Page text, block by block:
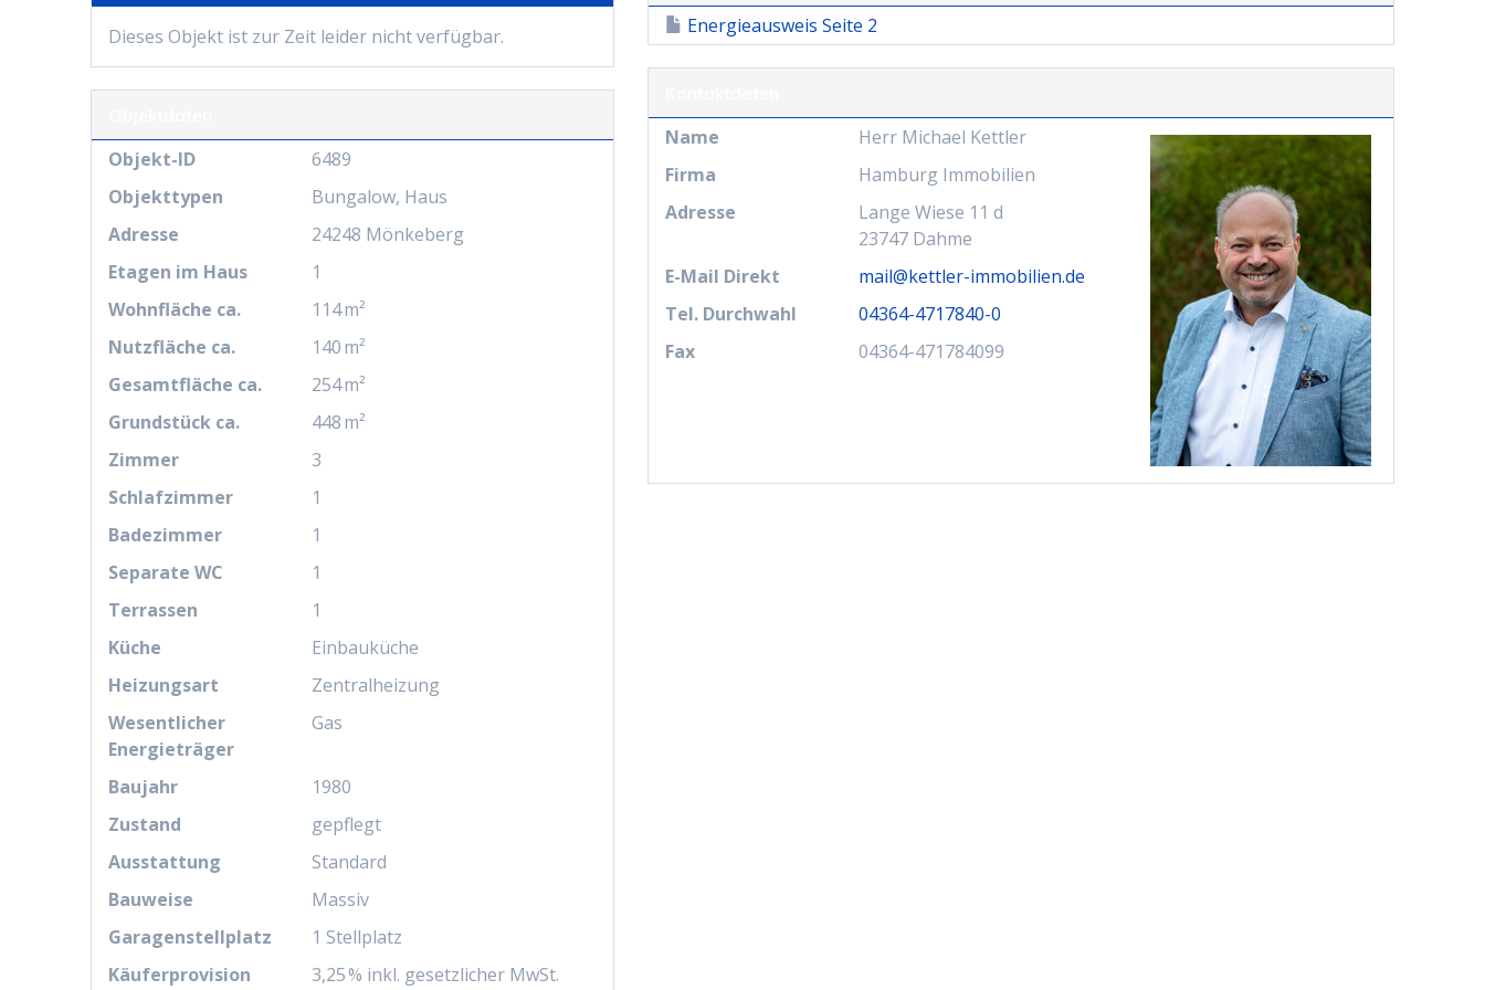
Energieausweis Seite 2
Name
Herr Michael Kettler
Firma
Hamburg Immobilien
Adresse
Lange Wiese 11 d
23747 Dahme
E-Mail Direkt
mail@kettler-immobilien.de
Tel. Durchwahl
04364-4717840-0
Fax
04364-471784099
Dieses Objekt ist zur Zeit leider nicht verfügbar.
Objekt-ID
6489
Objekttypen
Bungalow, Haus
Adresse
24248 Mönkeberg
Etagen im Haus
1
Wohnfläche ca.
114 m²
Nutzfläche ca.
140 m²
Gesamtfläche ca.
254 m²
Grund­stück ca.
448 m²
Zimmer
3
Schlafzimmer
1
Badezimmer
1
Separate WC
1
Terrassen
1
Küche
Einbauküche
Heizungsart
Zentralheizung
Wesentlicher
Energieträger
Gas
Baujahr
1980
Zustand
gepflegt
Ausstattung
Standard
Bauweise
Massiv
Garagen­stellplatz
1 Stellplatz
Käufer­provision
3,25 % inkl. gesetzlicher MwSt.